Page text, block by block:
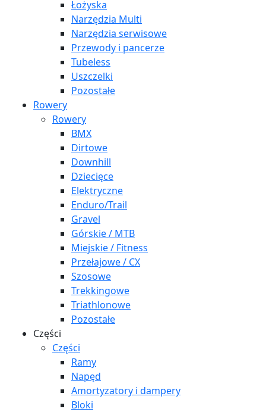
Łożyska
Narzędzia Multi
Narzędzia serwisowe
Przewody i pancerze
Tubeless
Uszczelki
Pozostałe
Rowery
Rowery
BMX
Dirtowe
Downhill
Dziecięce
Elektryczne
Enduro/Trail
Gravel
Górskie / MTB
Miejskie / Fitness
Przełajowe / CX
Szosowe
Trekkingowe
Triathlonowe
Pozostałe
Części
Części
Ramy
Napęd
Amortyzatory i dampery
Bloki